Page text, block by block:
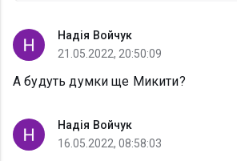
Надія Войчук
21.05.2022, 20:50:09
А будуть думки ще Микити?
Надія Войчук
16.05.2022, 08:58:03